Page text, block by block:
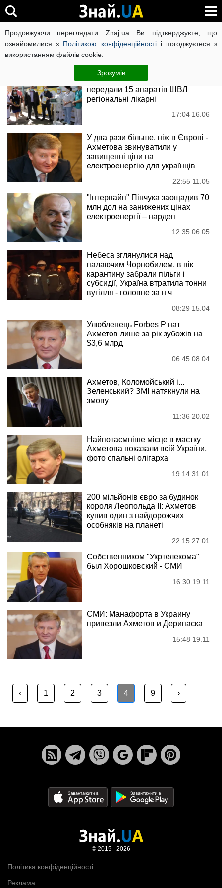
Продовжуючи переглядати Znaj.ua Ви підтверджуєте, що
ознайомилися з Політикою конфіденційностіі погоджуєтеся з
використанням файлів cookie.
Зрозумів
Рінат Ахметов
Новини
ДТЕК та Фонд Ріната Ахметова
передали 15 апаратів ШВЛ
регіональні лікарні
17:04 16.06
У два рази більше, ніж в Європі -
Ахметова звинуватили у
завищенні ціни на
електроенергію для українців
22:55 11.05
"Інтерпайп" Пінчука заощадив 70
млн дол на занижених цінах
електроенергії – нардеп
12:35 06.05
Небеса зглянулися над
палаючим Чорнобилем, в пік
карантину забрали пільги і
субсидії, Україна втратила тонни
вугілля - головне за ніч
08:29 15.04
Улюбленець Forbes Рінат
Ахметов лише за рік зубожів на
$3,6 млрд
06:45 08.04
Ахметов, Коломойський і...
Зеленський? ЗМІ натякнули на
змову
11:36 20.02
Найпотаємніше місце в маєтку
Ахметова показали всій України,
фото спальні олігарха
19:14 31.01
200 мільйонів євро за будинок
короля Леопольда II: Ахметов
купив один з найдорожчих
особняків на планеті
22:15 27.01
Собственником "Укртелекома"
был Хорошковский - СМИ
16:30 19.11
СМИ: Манафорта в Украину
привезли Ахметов и Дерипаска
15:48 19.11
‹ 1 2 3 4 9 ›
Політика конфіденційності
Реклама
© 2015 - 2026